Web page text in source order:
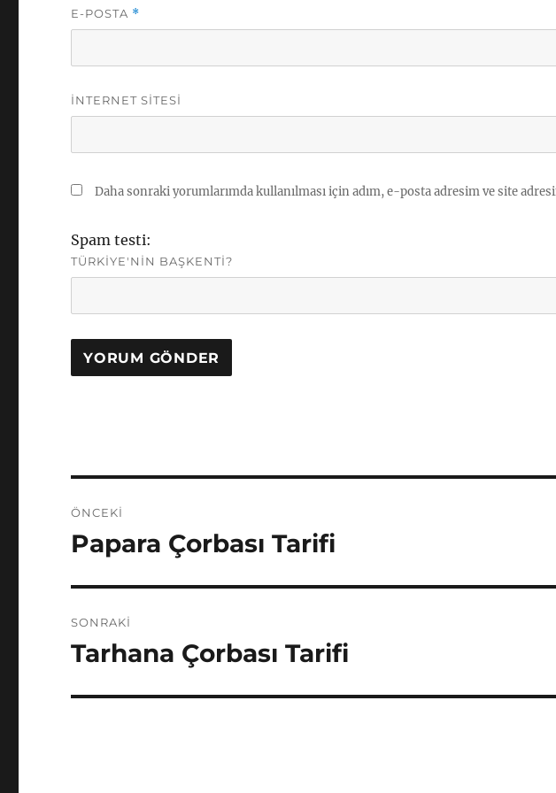
E-POSTA *
İNTERNET SITESI
Daha sonraki yorumlarımda kullanılması için adım, e-posta adresim ve site
Spam testi:
TÜRKIYE'NIN BAŞKENTI?
gezinmesi
ÖNCEKI
Önceki
Papara Çorbası Tarifi
SONRAKI
Sonraki
Tarhana Çorbası Tarifi